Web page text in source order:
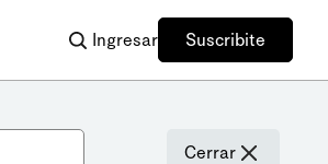
Ingresar Suscribite
Cerrar